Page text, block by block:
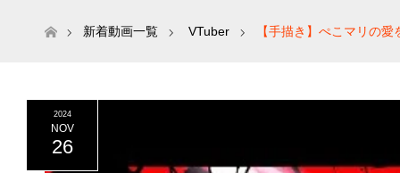
ホーム新着動画一覧 VTuber 【手描き】ぺこマリの
2024
NOV
26